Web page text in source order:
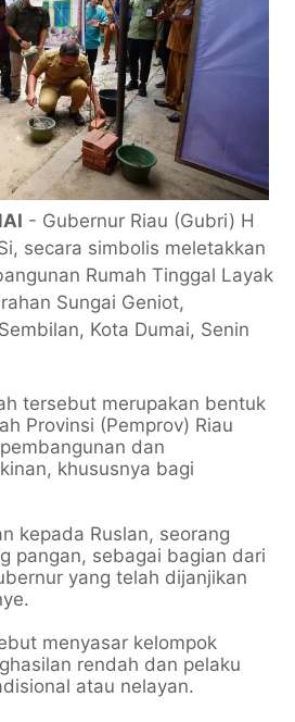
- Gubernur Riau (Gubri) H
secara simbolis meletakkan
Rumah Tinggal Layak
Sungai Geniot,
Kota Dumai, Senin
tersebut merupakan bentuk
Provinsi (Pemprov) Riau
dan
khususnya bagi
kepada Ruslan, seorang
pangan, sebagai bagian dari
yang telah dijanjikan
menyasar kelompok
rendah dan pelaku
atau nelayan.